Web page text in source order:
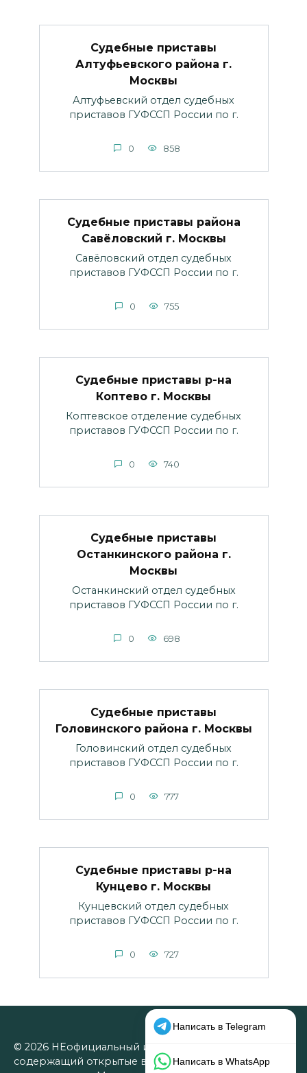
Судебные приставы
Алтуфьевского района г.
Москвы
Алтуфьевский отдел судебных
приставов ГУФССП России по г.
0 858
Судебные приставы района
Савёловский г. Москвы
Савёловский отдел судебных
приставов ГУФССП России по г.
0 755
Судебные приставы р-на
Коптево г. Москвы
Коптевское отделение судебных
приставов ГУФССП России по г.
0 740
Судебные приставы
Останкинского района г.
Москвы
Останкинский отдел судебных
приставов ГУФССП России по г.
0 698
Судебные приставы
Головинского района г. Москвы
Головинский отдел судебных
приставов ГУФССП России по г.
0 777
Судебные приставы р-на
Кунцево г. Москвы
Кунцевский отдел судебных
приставов ГУФССП России по г.
0 727
© 2026 НЕофициальный информационный сайт,
содержащий открытые выверенные данные об